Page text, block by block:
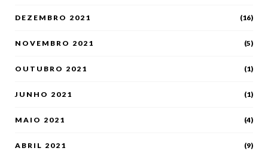
DEZEMBRO 2021 (16)
NOVEMBRO 2021 (5)
OUTUBRO 2021 (1)
JUNHO 2021 (1)
MAIO 2021 (4)
ABRIL 2021 (9)